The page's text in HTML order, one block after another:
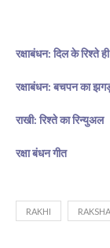
रक्षाबंधन: दिल के रिश्ते
रक्षाबंधन: बचपन का
राखी: रिश्ते का रिन्युअल
रक्षा बंधन गीत
RAKHI